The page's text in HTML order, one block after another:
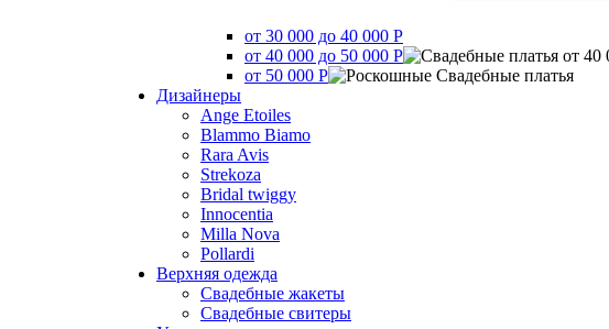
от 30 000 до 40 000 Р
от 40 000 до 50 000 Р
от 50 000 Р
Дизайнеры
Ange Etoiles
Blammo Biamo
Rara Avis
Strekoza
Bridal twiggy
Innocentia
Milla Nova
Pollardi
Верхняя одежда
Свадебные жакеты
Свадебные свитеры